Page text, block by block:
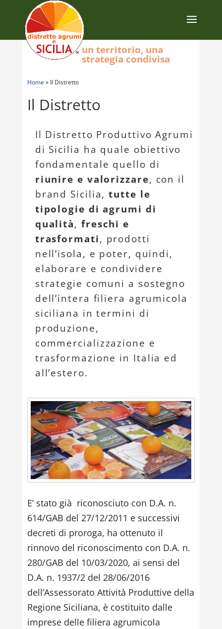
Home » Il Distretto
Il Distretto
Il Distretto Produttivo Agrumi
di Sicilia ha quale obiettivo
fondamentale quello di
riunire e valorizzare, con il
brand Sicilia,tutte le
tipologie di agrumi di
qualità, freschi e
trasformati, prodotti
nell’isola, e poter, quindi,
elaborare e condividere
strategie comuni a sostegno
dell’intera filiera agrumicola
siciliana in termini di
produzione,
commercializzazione e
trasformazione in Italia ed
all’estero.
E’ stato già riconosciuto con D.A. n.
614/GAB del 27/12/2011 e successivi
decreti di proroga, ha ottenuto il
rinnovo del riconoscimento con D.A. n.
280/GAB del 10/03/2020, ai sensi del
D.A. n. 1937/2 del 28/06/2016
dell’Assessorato Attività Produttive della
Regione Siciliana, è costituito dalle
imprese delle filiera agrumicola
un territorio, una
strategia condivisa